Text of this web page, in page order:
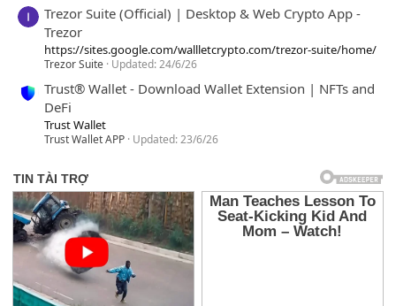
Trezor Suite (Official) | Desktop & Web Crypto App -
Trezor
https://sites.google.com/wallletcrypto.com/trezor-suite/home/
Trezor Suite Updated:24/6/26
Trust® Wallet - Download Wallet Extension | NFTs and
DeFi
Trust Wallet
Trust Wallet APP Updated:23/6/26